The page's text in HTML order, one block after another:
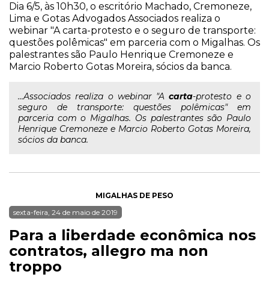
Dia 6/5, às 10h30, o escritório Machado, Cremoneze,
Lima e Gotas Advogados Associados realiza o
webinar "A carta-protesto e o seguro de transporte:
questões polêmicas" em parceria com o Migalhas. Os
palestrantes são Paulo Henrique Cremoneze e
Marcio Roberto Gotas Moreira, sócios da banca.
...Associados realiza o webinar "Acarta-protesto e o
seguro de transporte: questões polêmicas" em
parceria com o Migalhas. Os palestrantes são Paulo
Henrique Cremoneze e Marcio Roberto Gotas Moreira,
sócios da banca.
MIGALHAS DE PESO
sexta-feira, 24 de maio de 2019
Para a liberdade econômica nos
contratos, allegro ma non
troppo